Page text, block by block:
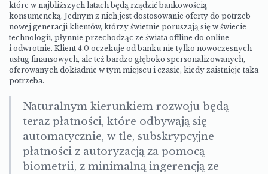
które w najbliższych latach będą rządzić bankowością
konsumencką. Jednym z nich jest dostosowanie oferty do potrzeb
nowej generacji klientów, którzy świetnie poruszają się w świecie
technologii, płynnie przechodząc ze świata offline do online
i odwrotnie. Klient 4.0 oczekuje od banku nie tylko nowoczesnych
usług finansowych, ale też bardzo głęboko spersonalizowanych,
oferowanych dokładnie w tym miejscu i czasie, kiedy zaistnieje taka
potrzeba.
Naturalnym kierunkiem rozwoju będą
teraz płatności, które odbywają się
automatycznie, w tle, subskrypcyjne
płatności z autoryzacją za pomocą
biometrii, z minimalną ingerencją ze